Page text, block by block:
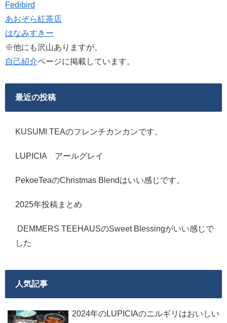
Fedibird
あおぞら紅茶店
はなみすきー
※他にも沢山ありますが、
自己紹介ページに掲載しています。
最近の投稿
KUSUMI TEAのフレンチカンカンです。
LUPICIA アールグレイ
PekoeTeaのChristmas Blendはいい感じです。
2025年投稿まとめ
DEMMERS TEEHAUSのSweet Blessingがいい感じで
した
人気記事
2024年のLUPICIAのニルギリはおいしい